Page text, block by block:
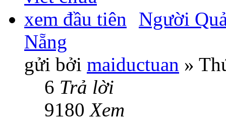
Người
Nẵng
gửi bởi maiductuan »
6 Trả lời
9180Xem